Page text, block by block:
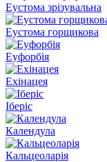
Еустома зрізувальна
Еустома горщикова
Еуфорбія
Ехінацея
Іберіс
Календула
Кальцеоларія